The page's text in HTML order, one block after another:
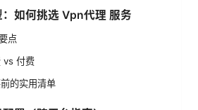
如何挑选 Vpn代理 服务
点
vs 付费
的实用清单